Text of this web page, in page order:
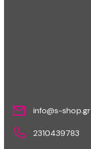
info@s-shop.gr
2310439783